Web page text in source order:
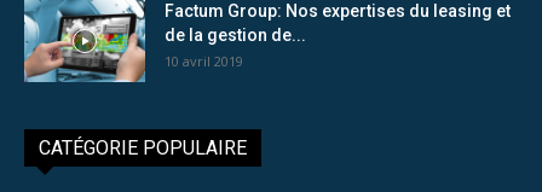
Factum Group: Nos expertises du leasing et
de la gestion de...
10 avril 2019
CATÉGORIE POPULAIRE